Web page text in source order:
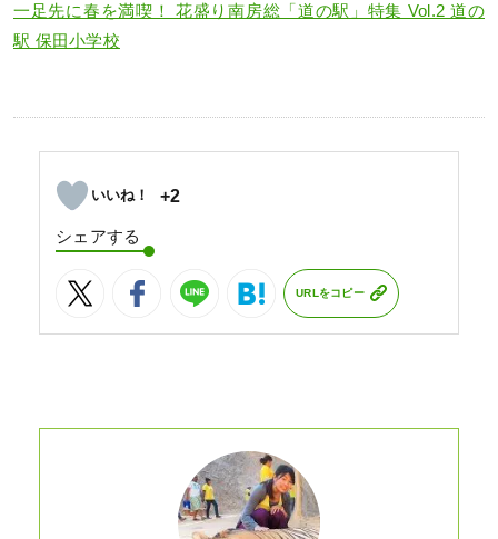
一足先に春を満喫！ 花盛り南房総「道の駅」特集 Vol.2 道の
駅 保田小学校
+2
シェアする
URLをコピー